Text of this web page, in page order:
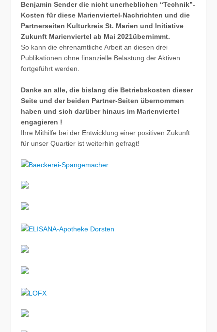
Benjamin Sender die nicht unerheblichen “Technik”-
Kosten für diese Marienviertel-Nachrichten und die
Partnerseiten Kulturkreis St. Marien und Initiative
Zukunft Marienviertel ab Mai 2021übernimmt.
So kann die ehrenamtliche Arbeit an diesen drei
Publikationen ohne finanzielle Belastung der Aktiven
fortgeführt werden.
Danke an alle, die bislang die Betriebskosten dieser
Seite und der beiden Partner-Seiten übernommen
haben und sich darüber hinaus im Marienviertel
engagieren !
Ihre Mithilfe bei der Entwicklung einer positiven Zukunft
für unser Quartier ist weiterhin gefragt!